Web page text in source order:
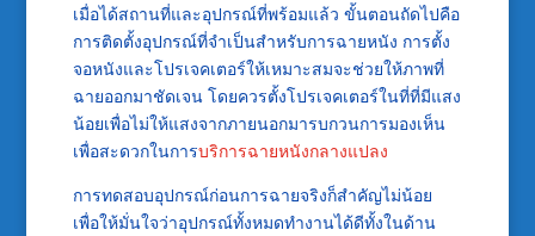
เมื่อได้สถานที่และอุปกรณ์ที่พร้อมแล้ว ขั้นตอนถัดไปคือ
การติดตั้งอุปกรณ์ที่จำเป็นสำหรับการฉายหนัง การตั้ง
จอหนังและโปรเจคเตอร์ให้เหมาะสมจะช่วยให้ภาพที่
ฉายออกมาชัดเจน โดยควรตั้งโปรเจคเตอร์ในที่ที่มีแสง
น้อยเพื่อไม่ให้แสงจากภายนอกมารบกวนการมองเห็น
เพื่อสะดวกในการบริการฉายหนังกลางแปลง
การทดสอบอุปกรณ์ก่อนการฉายจริงก็สำคัญไม่น้อย
เพื่อให้มั่นใจว่าอุปกรณ์ทั้งหมดทำงานได้ดีทั้งในด้าน